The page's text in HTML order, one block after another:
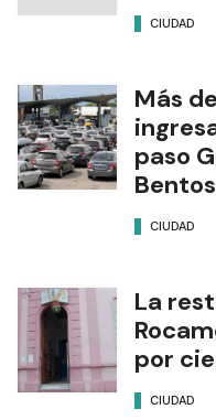
CIUDAD
Más
paso
Bentos
CIUDAD
La
por
CIUDAD